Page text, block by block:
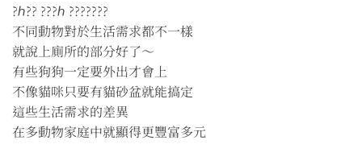
?ℎ?? ???ℎ ???????
不同動物對於生活需求都不一樣
就說上廁所的部分好了～
有些狗狗一定要外出才會上
不像貓咪只要有貓砂盆就能搞定
這些生活需求的差異
在多動物家庭中就顯得更豐富多元